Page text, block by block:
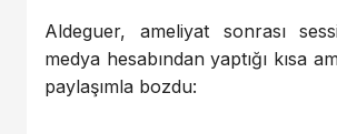
Aldeguer, ameliyat sonrası
medya hesabından yaptığı kısa
paylaşımla bozdu: